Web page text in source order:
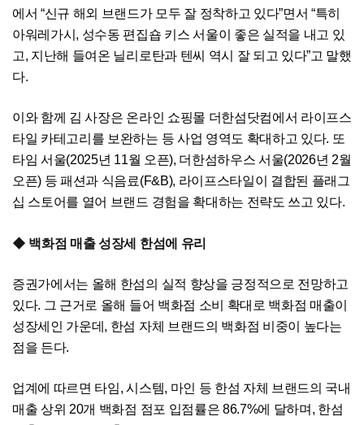
에서 “신규 해외 브랜드가 모두 잘 정착하고 있다”면서 “특히
아워레가시, 성수동 편집숍 키스 서울이 좋은 실적을 내고 있
고, 지난해 들여온 닐리로탄과 텐씨 역시 잘 되고 있다”고 말했
다.
이와 함께 김 사장은 온라인 쇼핑몰 더한섬닷컴에서 라이프스
타일 카테고리를 보완하는 등 사업 영역도 확대하고 있다. 또
타임 서울(2025년 11월 오픈), 더한섬하우스 서울(2026년 2월
오픈) 등 패션과 식음료(F&B), 라이프스타일이 결합된 플래그
십 스토어를 열어 브랜드 경험을 확대하는 전략도 쓰고 있다.
◆ 백화점 매출 성장세 한섬에 유리
증권가에서는 올해 한섬의 실적 향상을 긍정적으로 전망하고
있다. 그 근거로 올해 들어 백화점 소비 확대로 백화점 매출이
성장세인 가운데, 한섬 자체 브랜드의 백화점 비중이 높다는
점을 든다.
업계에 따르면 타임, 시스템, 마인 등 한섬 자체 브랜드의 국내
매출 상위 20개 백화점 점포 입점률은 86.7%에 달하며, 한섬